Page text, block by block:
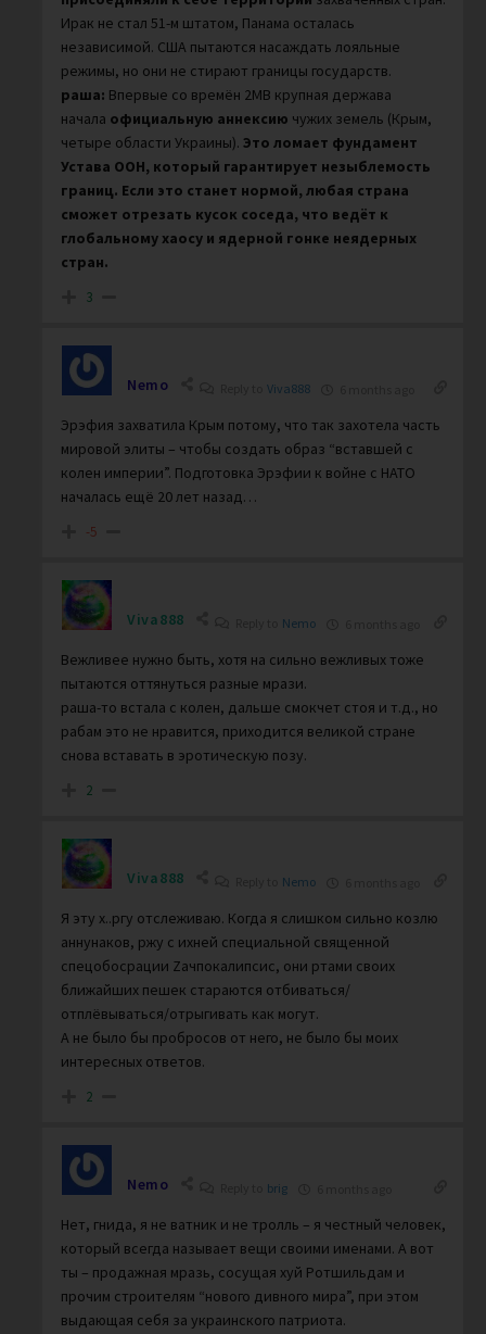
Ирак не стал 51-м штатом, Панама осталась
независимой. США пытаются насаждать лояльные
режимы, но они не стирают границы государств.
раша: Впервые со времён 2МВ крупная держава
начала официальную аннексию чужих земель (Крым,
четыре области Украины). Это ломает фундамент
Устава ООН, который гарантирует незыблемость
границ. Если это станет нормой, любая страна
сможет отрезать кусок соседа, что ведёт к
глобальному хаосу и ядерной гонке неядерных
стран.
3
Nemo Viva888
Эрэфия захватила Крым потому, что так захотела часть
мировой элиты – чтобы создать образ “вставшей с
колен империи”. Подготовка Эрэфии к войне с НАТО
началась ещё 20 лет назад…
-5
Viva888 Nemo
Вежливее нужно быть, хотя на сильно вежливых тоже
пытаются оттянуться разные мрази.
раша-то встала с колен, дальше смокчет стоя и т.д., но
рабам это не нравится, приходится великой стране
снова вставать в эротическую позу.
2
Viva888 Nemo
Я эту х..ргу отслеживаю. Когда я слишком сильно козлю
аннунаков, ржу с ихней специальной священной
спецобосрации Zaчпокалипсис, они ртами своих
ближайших пешек стараются отбиваться/
отплёвываться/отрыгивать как могут.
А не было бы пробросов от него, не было бы моих
интересных ответов.
2
Nemo brig
Нет, гнида, я не ватник и не тролль – я честный человек,
который всегда называет вещи своими именами. А вот
ты – продажная мразь, сосущая хуй Ротшильдам и
прочим строителям “нового дивного мира”, при этом
выдающая себя за украинского патриота.